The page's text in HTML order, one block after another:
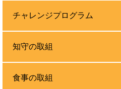
チャレンジプログラム
知守の取組
食事の取組